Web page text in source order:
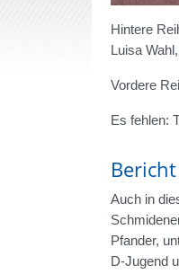
Hintere
Luisa
Vordere
Es fehlen:
Auch in
Pfander,
D-Jugend